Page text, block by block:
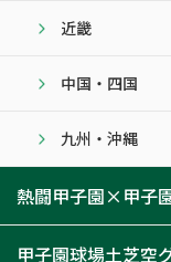
近畿
中国・四国
九州・沖縄
熱闘甲子園×甲子
甲子園球場土芝空